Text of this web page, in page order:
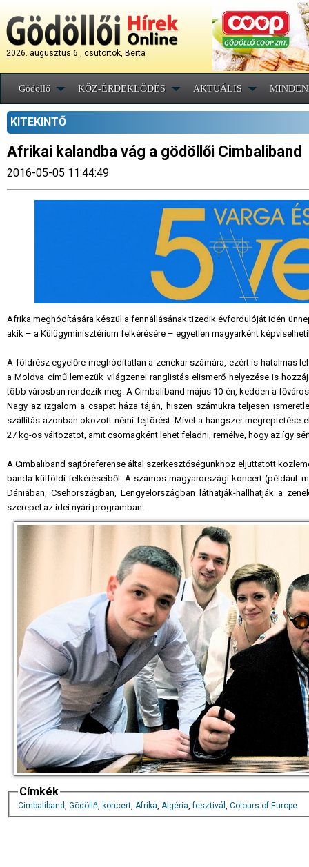
2026. augusztus 6., csütörtök, Berta
Gödöllő KÖZ-ÉRDEKLŐDÉS AKTUÁLIS
KITEKINTŐ
Afrikai kalandba vág a gödöllői Cimbaliband
2016-05-05 11:44:49
Afrika meghódítására készül a fennállásának tizedik évfordulóját idén
akik – a Külügyminisztérium felkérésére – egyetlen magyarként
A földrész egyelőre meghódítatlan a zenekar számára, ezért is hatalmas
a Moldva című lemezük világzenei ranglistás elismerő helyezése is
több városban rendezik meg. A Cimbaliband május 10-én, kedden a
Nagy az izgalom a csapat háza táján, hiszen számukra teljesen
szállítás azonban okozott némi fejtörést. Mivel a hangszer megreptetése
27 kg-os változatot, amit csomagként lehet feladni, remélve, hogy az így
A Cimbaliband sajtóreferense által szerkesztőségünkhöz eljuttatott
banda külföldi felkéréseiből. A számos magyarországi koncert (például:
Dániában, Csehországban, Lengyelországban láthatják-hallhatják a
szerepel az idei nyári programban.
Címkék
Cimbaliband, Gödöllő, koncert, Afrika, Algéria,fesztivál , Colours of Europe